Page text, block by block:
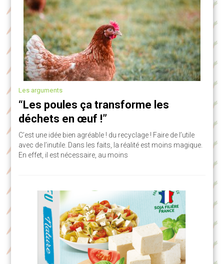
Les arguments
“Les poules ça transforme les
déchets en œuf !”
C’est une idée bien agréable ! du recyclage ! Faire de l’utile
avec de l’inutile. Dans les faits, la réalité est moins magique.
En effet, il est nécessaire, au moins